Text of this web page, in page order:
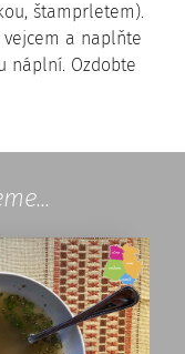
štamprletem).
a naplňte
náplní. Ozdobte